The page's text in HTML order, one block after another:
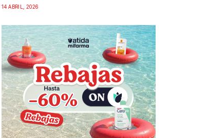
14 ABRIL, 2026